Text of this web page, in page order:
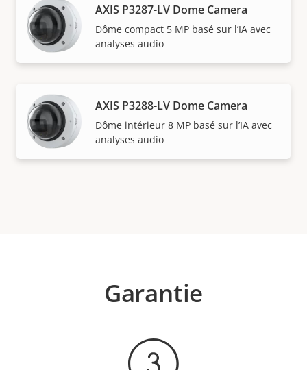
AXIS P3287-LV Dome Camera
Dôme compact 5 MP basé sur l’IA avec
analyses audio
AXIS P3288-LV Dome Camera
Dôme intérieur 8 MP basé sur l’IA avec
analyses audio
Garantie